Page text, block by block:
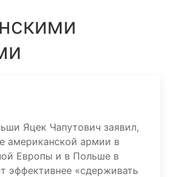
Яцек Чапутович заявил,
американской армии в
Европы и в Польше в
эффективнее «сдерживать